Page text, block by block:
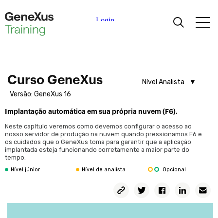
Certificações
Partners Acadêmicos
Ajuda
Versão: GeneXus 16
Curso GeneXus
Nível Analista
Nível Junior
Implantação automática em sua própria nuvem (F6).
Neste capítulo veremos como devemos configurar o acesso ao
nosso servidor de produção na nuvem quando pressionamos F6 e
os cuidados que o GeneXus toma para garantir que a aplicação
implantada esteja funcionando corretamente a maior parte do
tempo.
Nível júnior Nível de analista Opcional
Integração
Módulos e objetos externos
Inteligência artificial em GeneXus. Introdução
Inteligência artificial em GeneXus.
Chatbots
Aplicações móveis nativas
Introdução ao desenvolvimento de aplicativos móveis
Processo de Build
Processo de Build
Administração de versões e plataformas
Introdução ao versionamento